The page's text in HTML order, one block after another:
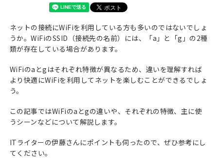
ネットの接続にWiFiを利用している方も多いのではないでしょ
うか。WiFiのSSID（接続先の名前）には、「a」と「g」の2種
類が存在している場合があります。
WiFiのaとgはそれぞれ特徴が異なるため、違いを理解すれば
より快適にWiFiを利用してネットを楽しむことができるでしょ
う。
この記事ではWiFiのaとgの違いや、それぞれの特徴、主に使
うシーンなどについて解説します。
ITライターの伊藤さんにポイントも伺ったので、ぜひ参考にし
てください。